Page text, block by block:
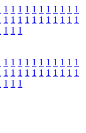
1 1 1 1 1 1 1 1 1 1 1
1 1 1 1 1 1 1 1 1 1 1
1 1 1
1 1 1 1 1 1 1 1 1 1 1
1 1 1 1 1 1 1 1 1 1 1
1 1 1